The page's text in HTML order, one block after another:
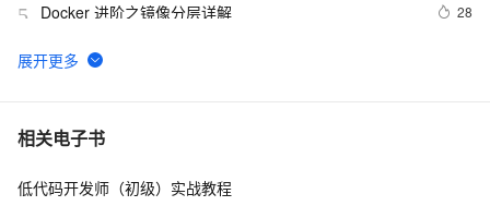
5 Docker 进阶之镜像分层详解 28
6 GET 请求和 POST 请求的安全性有何区别？
7 hdu 3015 Disharmony Trees
8 perl--CGI编程之Apache服务器安装配置
相关电子书
低代码开发师（初级）实战教程